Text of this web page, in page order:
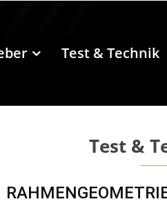
Test & Technik
Test &